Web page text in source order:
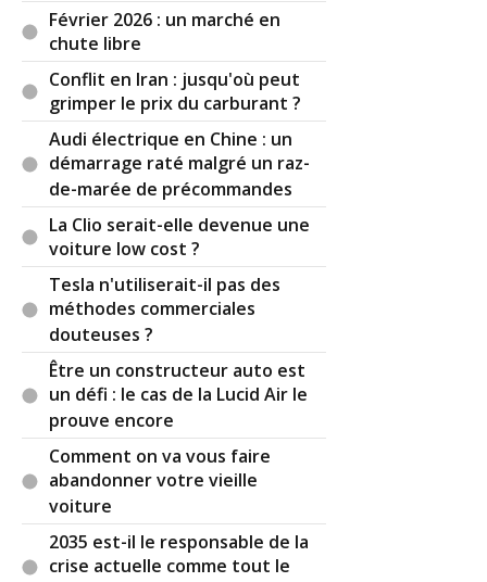
ParAdmin
(2021-01-25 12:27:21) : Il fait plaisir de voir
exposées toutes ces subtilités fort intéressantes
;-)
Merci à vous pour ces précisions.
ParDivx TOP CONTRIBUTEUR
13:53:47) : Merci pour ses précisions.
Réagir à ce commentaire
(Votre post sera visible sous le commentaire)
Par Infinity(Date : 2020-11-24 01:19:24)
J'ai un G35 de 2007 V6 coupé Sport, ligne
d'échappement en Y vers un silencieux à 2 pots
d'échappement. Il y a quelques années j'ai du faire
changer le silencieux peut de temps après je me
suis rendue compte qu'il n'avait plus son beau
ronronnement(celui d'origine), j'avais remarqué
Février 2026 : un marché en
chute libre
Conflit en Iran : jusqu'où peut
grimper le prix du carburant ?
Audi électrique en Chine : un
démarrage raté malgré un raz-
de-marée de précommandes
La Clio serait-elle devenue une
voiture low cost ?
Tesla n'utiliserait-il pas des
méthodes commerciales
douteuses ?
Être un constructeur auto est
un défi : le cas de la Lucid Air le
prouve encore
Comment on va vous faire
abandonner votre vieille
voiture
2035 est-il le responsable de la
crise actuelle comme tout le